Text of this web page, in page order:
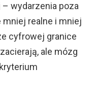
wydarzenia poza
realne i mniej
cyfrowej granice
ale mózg